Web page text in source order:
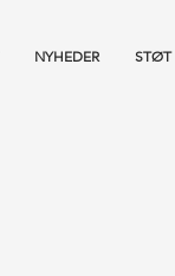
NYHEDER STØT